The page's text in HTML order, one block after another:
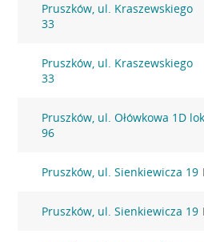
Pruszków, ul. Kraszewskiego
33
Pruszków, ul. Kraszewskiego
33
Pruszków, ul. Ołówkowa 1D
96
Pruszków, ul. Sienkiewicza 19
Pruszków, ul. Sienkiewicza 19